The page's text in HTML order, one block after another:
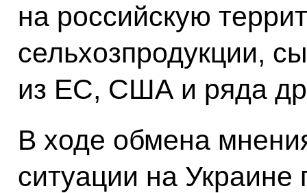
на российскую
сельхозпродукции,
из ЕС, США и ряда
В ходе обмена
ситуации на Украине